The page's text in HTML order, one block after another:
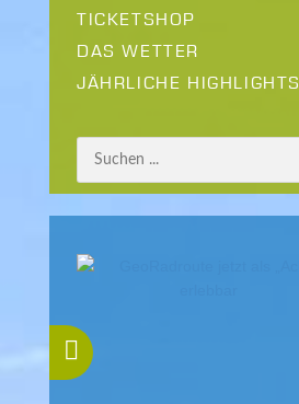
TICKETSHOP
DAS WETTER
JÄHRLICHE HIGHLIGHTS